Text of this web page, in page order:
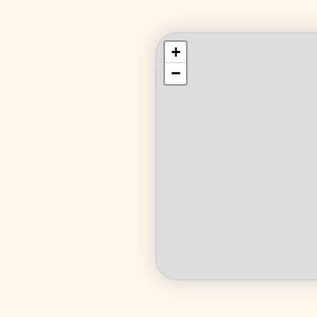
+
−
+
−